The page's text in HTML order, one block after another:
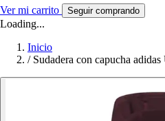
Ver mi carrito Seguir comprando
Loading...
Inicio
/ Sudadera con capucha